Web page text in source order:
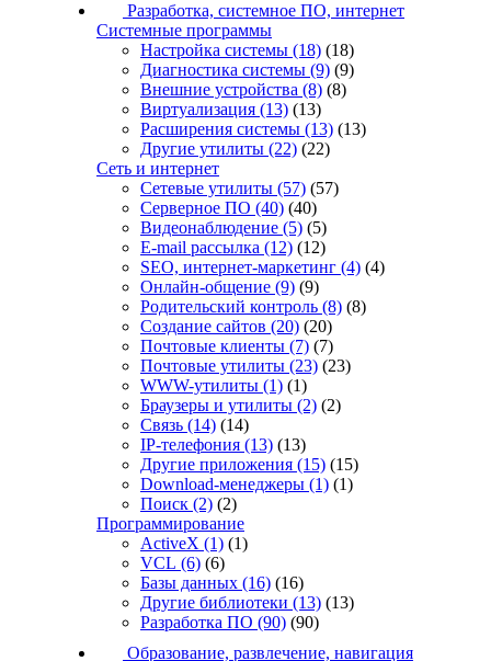
Разработка, системное ПО, интернет
Системные программы
Настройка системы (18) (18)
Диагностика системы (9) (9)
Внешние устройства (8) (8)
Виртуализация (13) (13)
Расширения системы (13) (13)
Другие утилиты (22) (22)
Сеть и интернет
Сетевые утилиты (57) (57)
Серверное ПО (40) (40)
Видеонаблюдение (5) (5)
E-mail рассылка (12) (12)
SEO, интернет-маркетинг (4) (4)
Онлайн-общение (9) (9)
Родительский контроль (8) (8)
Создание сайтов (20) (20)
Почтовые клиенты (7) (7)
Почтовые утилиты (23) (23)
WWW-утилиты (1) (1)
Браузеры и утилиты (2) (2)
Связь (14) (14)
IP-телефония (13) (13)
Другие приложения (15) (15)
Download-менеджеры (1) (1)
Поиск (2) (2)
Программирование
ActiveX (1) (1)
VCL (6) (6)
Базы данных (16) (16)
Другие библиотеки (13) (13)
Разработка ПО (90) (90)
Образование, развлечение, навигация